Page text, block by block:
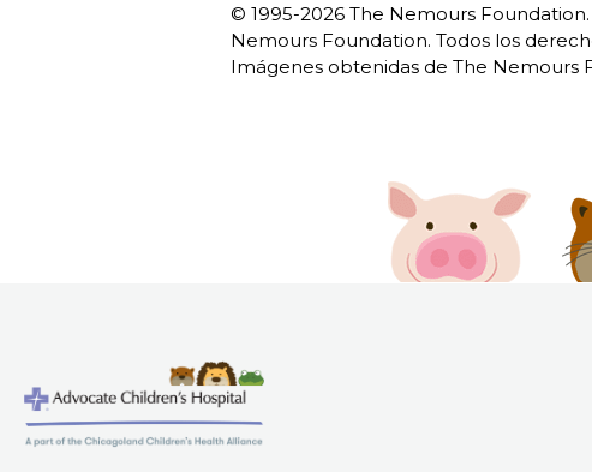
© 1995-2026 The Nemours
Nemours Foundation. Todos los
Imágenes obtenidas de The Nemours